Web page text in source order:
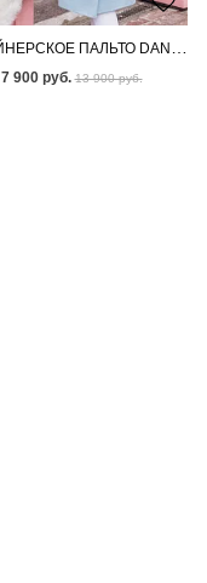
7 900 руб. 13 900 руб.